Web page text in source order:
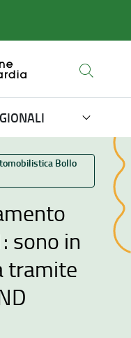
Bollo
sono in
tramite